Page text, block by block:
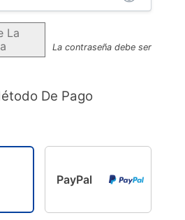
La
La contraseña debe ser
De Pago
PayPal